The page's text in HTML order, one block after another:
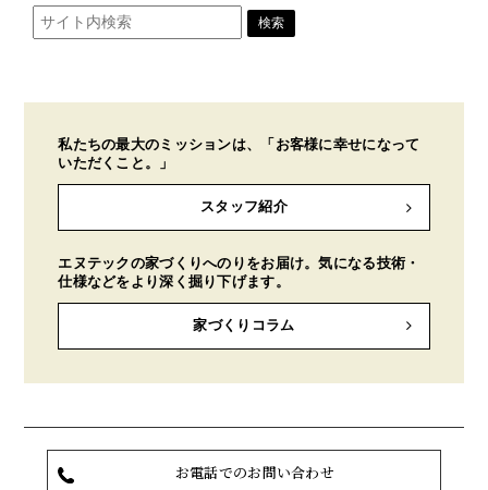
私たちの最大のミッションは、「お客様に幸せになって
いただくこと。」
スタッフ紹介
エヌテックの家づくりへのりをお届け。気になる技術・
仕様などをより深く掘り下げます。
家づくりコラム
お電話でのお問い合わせ